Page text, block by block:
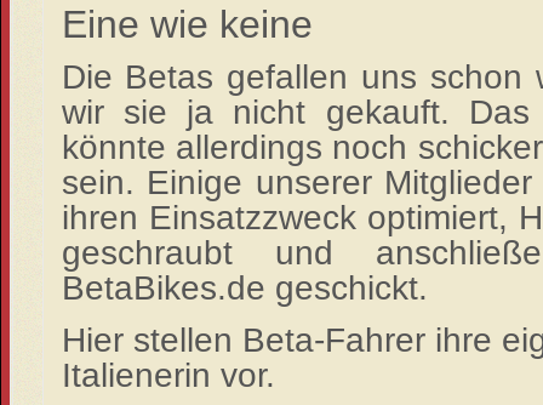
Eine wie keine
Die Betas gefallen uns schon
wir sie ja nicht gekauft.
könnte allerdings noch
sein. Einige unserer
ihren Einsatzzweck optimiert,
geschraubt und
BetaBikes.de geschickt.
Hier stellen Beta-Fahrer ihre
Italienerin vor.